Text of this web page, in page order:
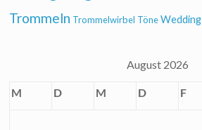
Trommeln Trommelwirbel Töne Wedding
August 2026
M D M D F